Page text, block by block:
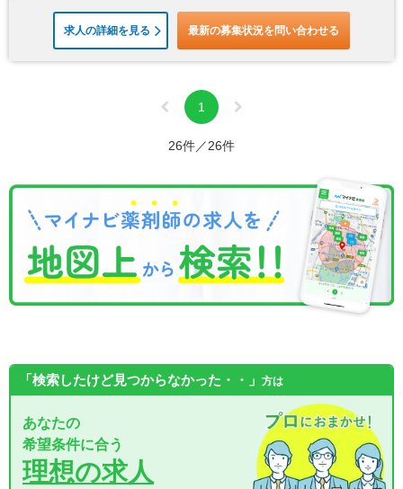
求人の詳細を見る 最新の募集状況を問い合わせる
1
26件／26件
「検索したけど見つからなかった・・」 方は
あなたの
希望条件に合う
理想の求人